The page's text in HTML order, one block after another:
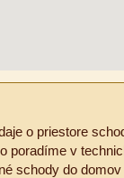
o priestore
poradíme v
schody do